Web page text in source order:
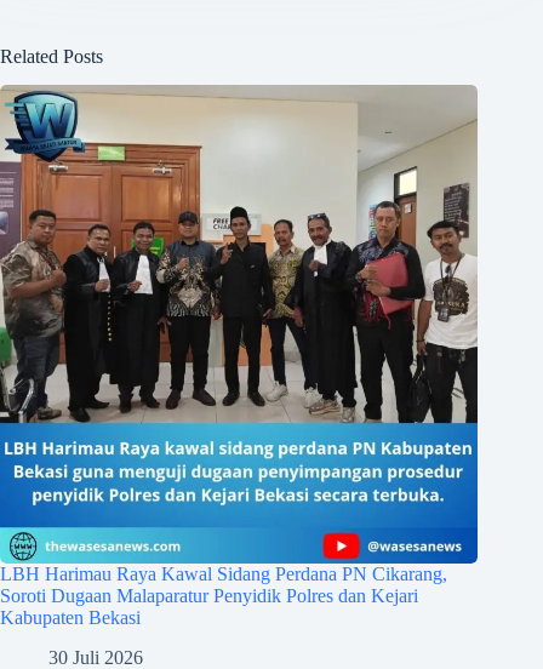
Related Posts
LBH Harimau Raya Kawal Sidang Perdana PN Cikarang,
Soroti Dugaan Malaparatur Penyidik Polres dan Kejari
Kabupaten Bekasi
30 Juli 2026